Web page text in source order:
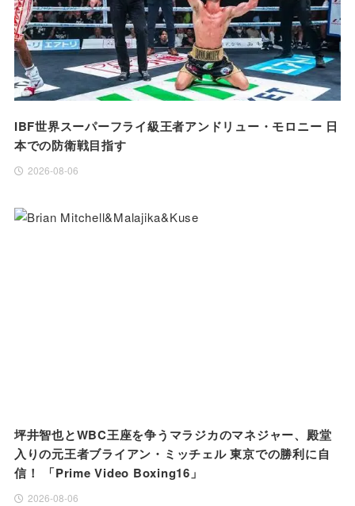
IBF世界スーパーフライ級王者アンドリュー・モロニー 日
本での防衛戦目指す
2026-08-06
坪井智也とWBC王座を争うマラジカのマネジャー、殿堂
入りの元王者ブライアン・ミッチェル 東京での勝利に自
信！ 「Prime Video Boxing16」
2026-08-06